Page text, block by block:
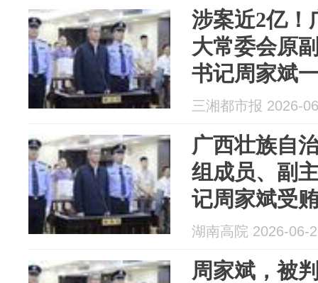
涉案近2亿！
大常委会原
书记周家斌
三湘都市报 2026-
广西壮族自
组成员、副
记周家斌受
湖南高院 2026-06-
周家斌，被